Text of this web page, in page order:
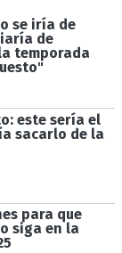
se iría de
de
temporada
este sería el
sacarlo de la
para que
siga en la